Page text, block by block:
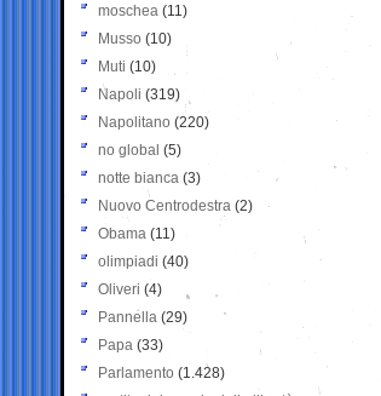
moschea (11)
Musso (10)
Muti (10)
Napoli (319)
Napolitano (220)
no global (5)
notte bianca (3)
Nuovo Centrodestra (2)
Obama (11)
olimpiadi (40)
Oliveri (4)
Pannella (29)
Papa (33)
Parlamento (1.428)